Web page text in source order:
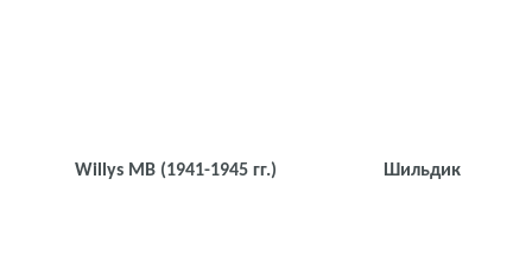
Willys MB (1941-1945 гг.) Шильдик